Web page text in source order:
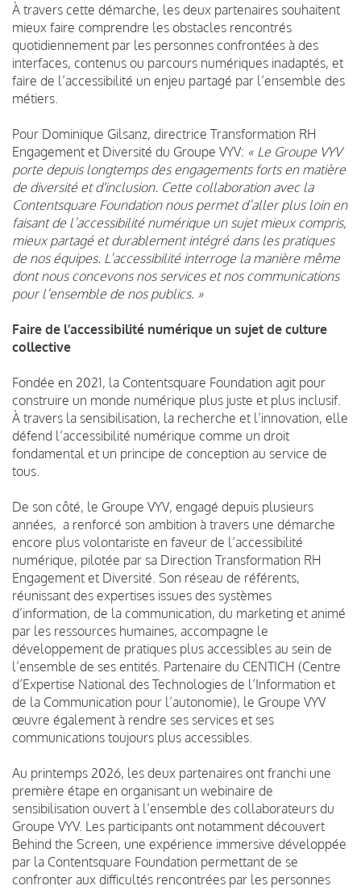
À travers cette démarche, les deux partenaires souhaitent
mieux faire comprendre les obstacles rencontrés
quotidiennement par les personnes confrontées à des
interfaces, contenus ou parcours numériques inadaptés, et
faire de l’accessibilité un enjeu partagé par l’ensemble des
métiers.
Pour Dominique Gilsanz, directrice Transformation RH
Engagement et Diversité du Groupe VYV: « Le Groupe VYV
porte depuis longtemps des engagements forts en matière
de diversité et d'inclusion. Cette collaboration avec la
Contentsquare Foundation nous permet d’aller plus loin en
faisant de l’accessibilité numérique un sujet mieux compris,
mieux partagé et durablement intégré dans les pratiques
de nos équipes. L’accessibilité interroge la manière même
dont nous concevons nos services et nos communications
pour l’ensemble de nos publics. »
Faire de l’accessibilité numérique un sujet de culture
collective
Fondée en 2021, la Contentsquare Foundation agit pour
construire un monde numérique plus juste et plus inclusif.
À travers la sensibilisation, la recherche et l’innovation, elle
défend l’accessibilité numérique comme un droit
fondamental et un principe de conception au service de
tous.
De son côté, le Groupe VYV, engagé depuis plusieurs
années, a renforcé son ambition à travers une démarche
encore plus volontariste en faveur de l’accessibilité
numérique, pilotée par sa Direction Transformation RH
Engagement et Diversité. Son réseau de référents,
réunissant des expertises issues des systèmes
d’information, de la communication, du marketing et animé
par les ressources humaines, accompagne le
développement de pratiques plus accessibles au sein de
l’ensemble de ses entités. Partenaire du CENTICH (Centre
d’Expertise National des Technologies de l’Information et
de la Communication pour l’autonomie), le Groupe VYV
œuvre également à rendre ses services et ses
communications toujours plus accessibles.
Au printemps 2026, les deux partenaires ont franchi une
première étape en organisant un webinaire de
sensibilisation ouvert à l’ensemble des collaborateurs du
Groupe VYV. Les participants ont notamment découvert
Behind the Screen, une expérience immersive développée
par la Contentsquare Foundation permettant de se
confronter aux difficultés rencontrées par les personnes